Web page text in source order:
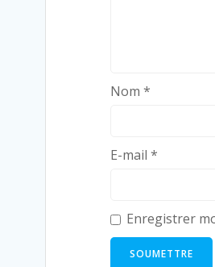
Nom *
E-mail *
Enregistrer